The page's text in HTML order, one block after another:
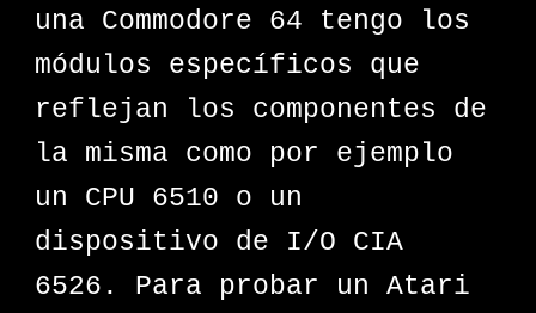
una Commodore 64 tengo los
módulos específicos que
reflejan los componentes de
la misma como por ejemplo
un CPU 6510 o un
dispositivo de I/O CIA
6526. Para probar un Atari